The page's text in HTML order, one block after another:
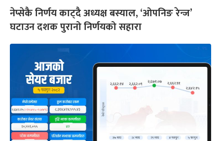
नेप्सेकै निर्णय काट्दै अध्यक्ष बस्याल, ‘ओपनिङ रेन्ज’
घटाउन दशक पुरानो निर्णयको सहारा